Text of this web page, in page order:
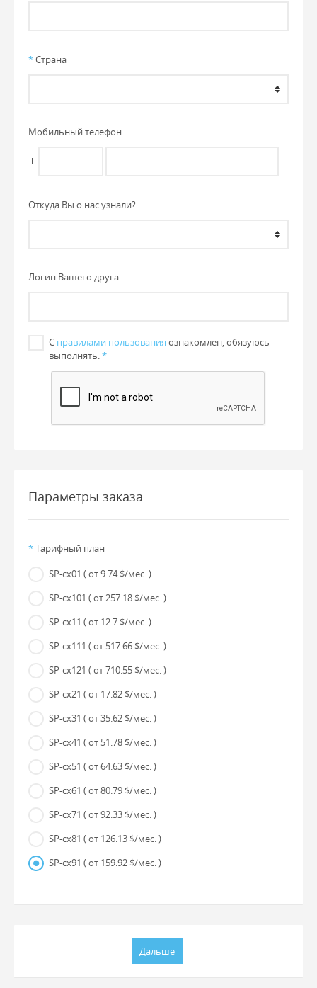
*Страна
Мобильный телефон
+
Откуда Вы о нас узнали?
Логин Вашего друга
С правилами пользования ознакомлен, обязуюсь
выполнять.*
Параметры заказа
*Тарифный план
SP-cx01 ( от 9.74 $/мес. )
SP-cx101 ( от 257.18 $/мес. )
SP-cx11 ( от 12.7 $/мес. )
SP-cx111 ( от 517.66 $/мес. )
SP-cx121 ( от 710.55 $/мес. )
SP-cx21 ( от 17.82 $/мес. )
SP-cx31 ( от 35.62 $/мес. )
SP-cx41 ( от 51.78 $/мес. )
SP-cx51 ( от 64.63 $/мес. )
SP-cx61 ( от 80.79 $/мес. )
SP-cx71 ( от 92.33 $/мес. )
SP-cx81 ( от 126.13 $/мес. )
SP-cx91 ( от 159.92 $/мес. )